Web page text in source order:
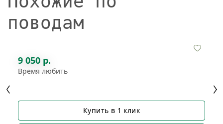
поводам
9 050 р.
Время любить
Купить в 1 клик